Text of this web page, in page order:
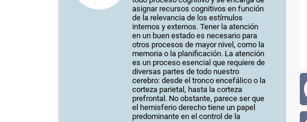
asignar recursos cognitivos en función
de la relevancia de los estímulos
internos y externos. Tener la atención
en un buen estado es necesario para
otros procesos de mayor nivel, como la
memoria o la planificación. La atención
es un proceso esencial que requiere de
diversas partes de todo nuestro
cerebro: desde el tronco encefálico o la
corteza parietal, hasta la corteza
prefrontal. No obstante, parece ser que
el hemisferio derecho tiene un papel
predominante en el control de la